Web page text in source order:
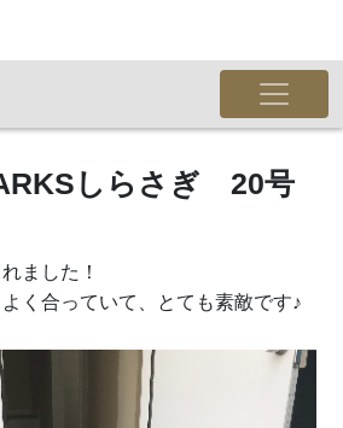
しらさぎ 20号
ました！
く合っていて、とても素敵です♪